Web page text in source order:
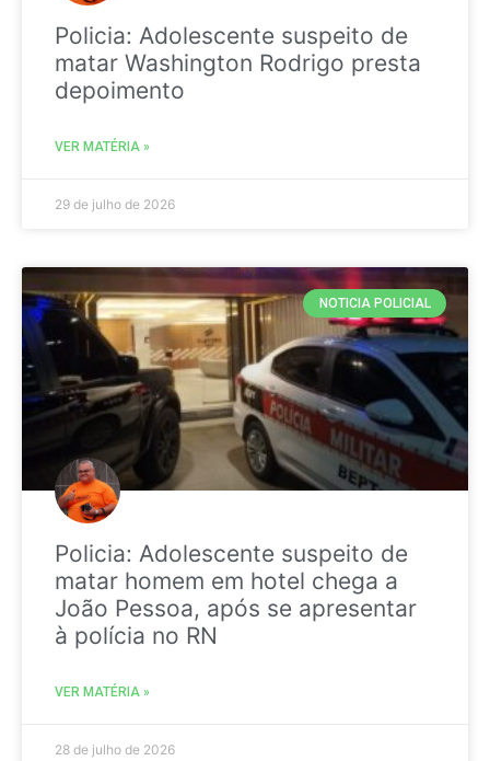
Policia: Adolescente suspeito de
matar Washington Rodrigo presta
depoimento
VER MATÉRIA »
29 de julho de 2026
NOTICIA POLICIAL
Policia: Adolescente suspeito de
matar homem em hotel chega a
João Pessoa, após se apresentar
à polícia no RN
VER MATÉRIA »
28 de julho de 2026